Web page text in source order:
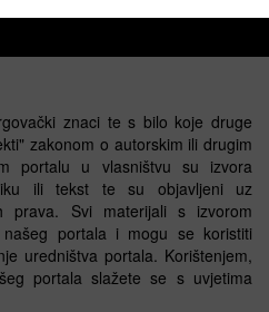
znaci te s bilo koje druge
zakonom o autorskim ili drugim
portalu u vlasništvu su izvora
ili tekst te su objavljeni uz
prava. Svi materijali s izvorom
portala i mogu se koristiti
uredništva portala. Korištenjem,
portala slažete se s uvjetima